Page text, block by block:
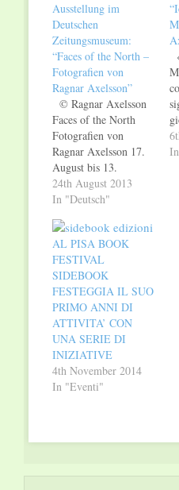
Ausstellung im
Deutschen
Zeitungsmuseum:
“Faces of the North –
Fotografien von
Ragnar Axelsson”
© Ragnar Axelsson
Faces of the North
Fotografien von
Ragnar Axelsson 17.
August bis 13.
Oktober 2013
Deutsches
Wadgassen Unter
dem Titel Faces of the
North (Gesichter des
Nordens) präsentiert
das Deutsche
Zeitungsmuseum ab
dem 17. August 2013
eine Auswahl von
Fotografien des
Isländers Ragnar…
24th August 2013
In "Deutsch"
AL PISA BOOK
FESTIVAL
SIDEBOOK
FESTEGGIA IL SUO
PRIMO ANNI DI
ATTIVITA’ CON
UNA SERIE DI
INIZIATIVE
4th November 2014
In "Eventi"